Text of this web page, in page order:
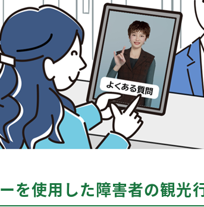
を使用した障害者の観光